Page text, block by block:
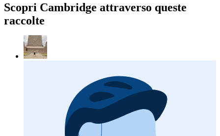
Scopri Cambridge attraverso queste
raccolte